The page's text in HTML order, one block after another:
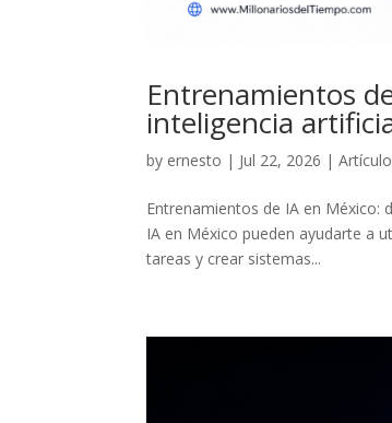
Entrenamientos
inteligencia
by ernesto | Jul 22, 2026 |
Entrenamientos de IA en
IA en México pueden ayudarte a
tareas y crear sistemas...